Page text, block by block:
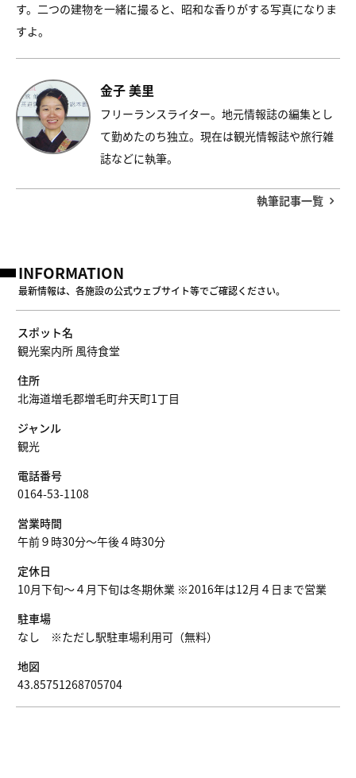
す。二つの建物を一緒に撮ると、昭和な香りがする写真になりま
すよ。
金子 美里
フリーランスライター。地元情報誌の編集とし
て勤めたのち独立。現在は観光情報誌や旅行雑
誌などに執筆。
執筆記事一覧
INFORMATION
最新情報は、各施設の公式ウェブサイト等でご確認ください。
スポット名
観光案内所 風待食堂
住所
北海道増毛郡増毛町弁天町1丁目
ジャンル
観光
電話番号
0164-53-1108
営業時間
午前９時30分～午後４時30分
定休日
10月下旬～４月下旬は冬期休業 ※2016年は12月４日まで営業
駐車場
なし ※ただし駅駐車場利用可（無料）
地図
43.85751268705704